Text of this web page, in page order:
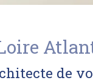
de